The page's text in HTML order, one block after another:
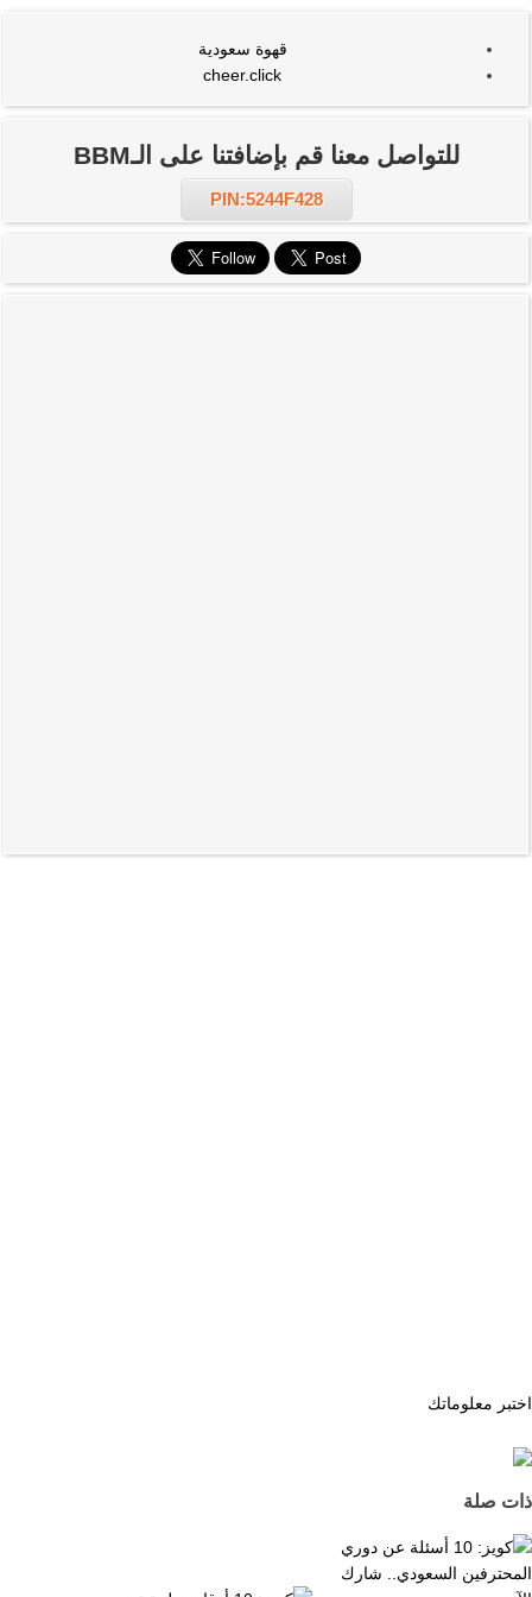
قهوة سعودية
cheer.click
للتواصل معنا قم بإضافتنا على الـBBM
PIN:5244F428
اختبر معلوماتك
ذات صلة